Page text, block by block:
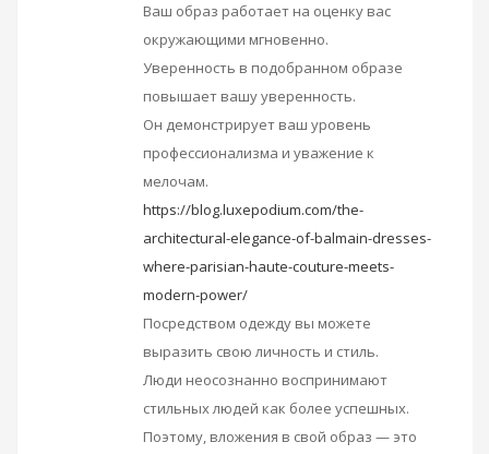
Ваш образ работает на оценку вас
окружающими мгновенно.
Уверенность в подобранном образе
повышает вашу уверенность.
Он демонстрирует ваш уровень
профессионализма и уважение к
мелочам.
https://blog.luxepodium.com/the-
architectural-elegance-of-balmain-dresses-
where-parisian-haute-couture-meets-
modern-power/
Посредством одежду вы можете
выразить свою личность и стиль.
Люди неосознанно воспринимают
стильных людей как более успешных.
Поэтому, вложения в свой образ — это